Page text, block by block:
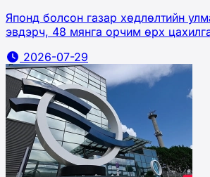
Японд болсон газар хөдлөлтийн
эвдэрч, 48 мянга орчим өрх
2026-07-29